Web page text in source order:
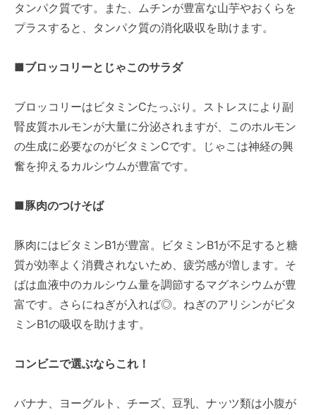
タンパク質です。また、ムチンが豊富な山芋やおくらを
プラスすると、タンパク質の消化吸収を助けます。
■ブロッコリーとじゃこのサラダ
ブロッコリーはビタミンCたっぷり。ストレスにより副
腎皮質ホルモンが大量に分泌されますが、このホルモン
の生成に必要なのがビタミンCです。じゃこは神経の興
奮を抑えるカルシウムが豊富です。
■豚肉のつけそば
豚肉にはビタミンB1が豊富。ビタミンB1が不足すると糖
質が効率よく消費されないため、疲労感が増します。そ
ばは血液中のカルシウム量を調節するマグネシウムが豊
富です。さらにねぎが入れば◎。ねぎのアリシンがビタ
ミンB1の吸収を助けます。
コンビニで選ぶならこれ！
バナナ、ヨーグルト、チーズ、豆乳、ナッツ類は小腹が